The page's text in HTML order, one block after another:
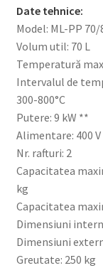
Date tehnice:
Model: ML-PP 70/
Volum util: 70 L
Temperatură
Intervalul de
300-800°C
Putere: 9 kW **
Alimentare: 400 V
Nr. rafturi: 2
Capacitatea
kg
Capacitatea
Dimensiuni
Dimensiuni
Greutate: 250 kg